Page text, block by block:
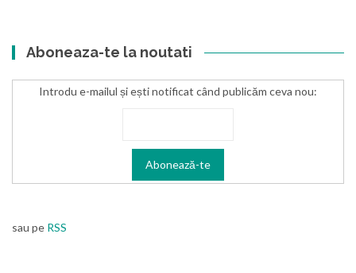
Aboneaza-te la noutati
Introdu e-mailul și ești notificat când publicăm ceva nou:
sau pe RSS